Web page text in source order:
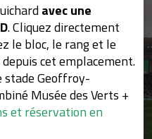
avec une
. Cliquez directement
le bloc, le rang et le
cet emplacement.
Geoffroy-
Musée des Verts +
et réservation en